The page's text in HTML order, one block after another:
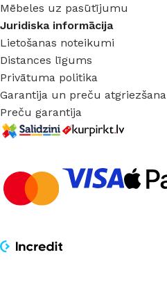
Mēbeles uz pasūtījumu
Juridiska informācija
Lietošanas noteikumi
Distances līgums
Privātuma politika
Garantija un preču atgriezšana
Preču garantija